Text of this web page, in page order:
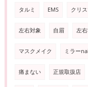
タルミ EMS クリ
左右対象 自眉 左
マスクメイク ミラー
痛まない 正規取扱店